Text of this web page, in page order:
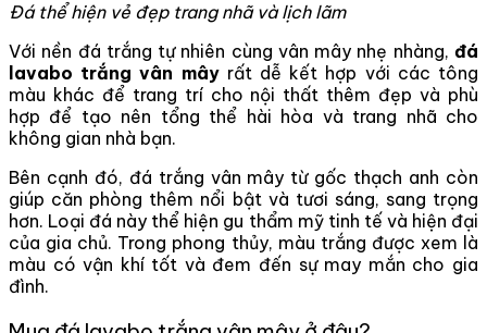
Đá thể hiện vẻ đẹp trang nhã và lịch lãm
Với nền đá trắng tự nhiên cùng vân mây nhẹ nhàng, đá
lavabo trắng vân mâyrất dễ kết hợp với các tông
màu khác để trang trí cho nội thất thêm đẹp và phù
hợp để tạo nên tổng thể hài hòa và trang nhã cho
không gian nhà bạn.
Bên cạnh đó, đá trắng vân mây từ gốc thạch anh còn
giúp căn phòng thêm nổi bật và tươi sáng, sang trọng
hơn. Loại đá này thể hiện gu thẩm mỹ tinh tế và hiện đại
của gia chủ. Trong phong thủy, màu trắng được xem là
màu có vận khí tốt và đem đến sự may mắn cho gia
đình.